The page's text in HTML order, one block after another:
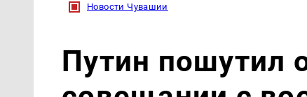
Новости Чувашии
Путин пошутил